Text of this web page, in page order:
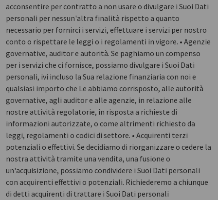
acconsentire per contratto a non usare o divulgare i Suoi Dati
personali per nessun'altra finalità rispetto a quanto
necessario per fornirci i servizi, effettuare i servizi per nostro
conto o rispettare le leggi o i regolamenti in vigore. • Agenzie
governative, auditor e autorità. Se paghiamo un compenso
per i servizi che ci fornisce, possiamo divulgare i Suoi Dati
personali, ivi incluso la Sua relazione finanziaria con noi e
qualsiasi importo che Le abbiamo corrisposto, alle autorità
governative, agli auditor e alle agenzie, in relazione alle
nostre attività regolatorie, in risposta a richieste di
informazioni autorizzate, o come altrimenti richiesto da
leggi, regolamenti o codici di settore. • Acquirenti terzi
potenziali o effettivi. Se decidiamo di riorganizzare o cedere la
nostra attività tramite una vendita, una fusione o
un'acquisizione, possiamo condividere i Suoi Dati personali
con acquirenti effettivi o potenziali. Richiederemo a chiunque
di detti acquirenti di trattare i Suoi Dati personali